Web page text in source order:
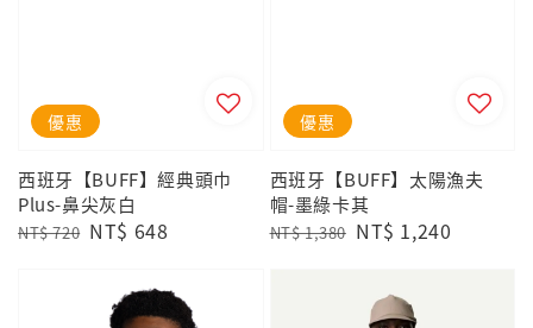
優惠
西班牙【BUFF】經典頭巾
Plus-鼻尖灰白
Regular
NT$ 720 Sale
NT$ 648
優惠
西班牙【BUFF】太陽漁夫
帽-墨綠卡其
Regular
NT$ 1,380 Sale
NT$ 1,240